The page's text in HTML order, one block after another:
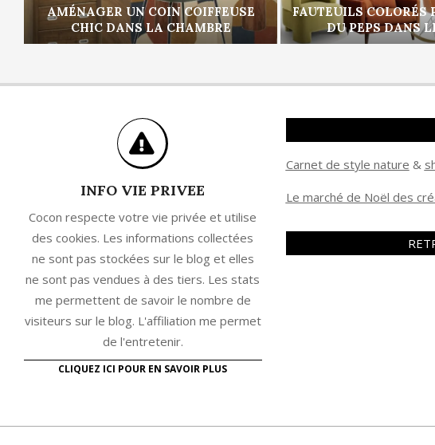
AMÉNAGER UN COIN COIFFEUSE
CHIC DANS LA CHAMBRE
FAUTEUILS COLORÉS
DU PEPS DANS
INFO VIE PRIVEE
Cocon respecte votre vie privée et utilise
des cookies. Les informations collectées
ne sont pas stockées sur le blog et elles
ne sont pas vendues à des tiers. Les stats
me permettent de savoir le nombre de
visiteurs sur le blog. L'affiliation me permet
de l'entretenir.
CLIQUEZ ICI POUR EN SAVOIR PLUS
Carnet de style nature &
Le marché de Noël des